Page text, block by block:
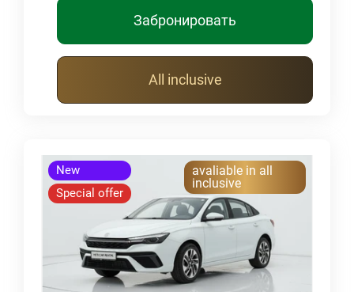
Забронировать
All inclusive
New
Special offer
avaliable in all
inclusive